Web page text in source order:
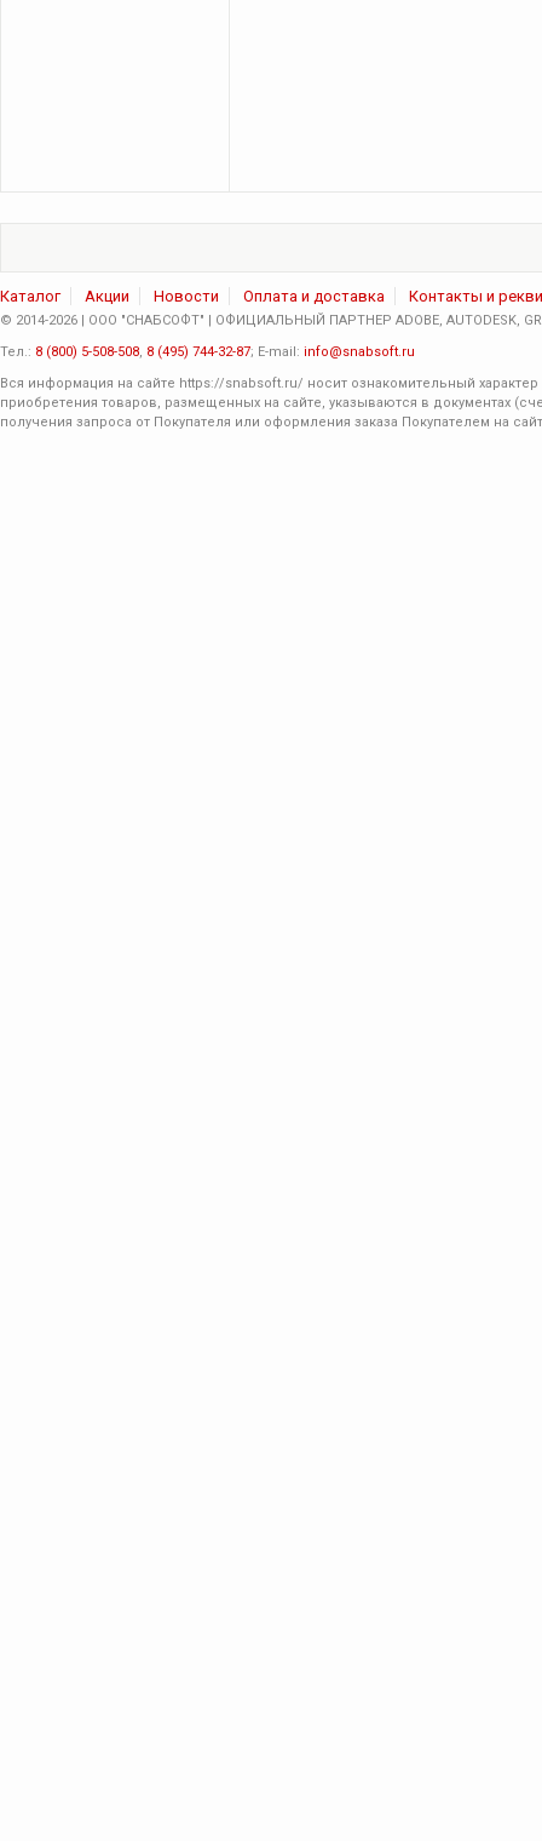
Каталог Акции Новости Оплата и доставка Контакты и
© 2014-2026 | ООО "СНАБСОФТ" | ОФИЦИАЛЬНЫЙ ПАРТНЕР ADOBE, AUTODESK,
Тел.: 8 (800) 5-508-508, 8 (495) 744-32-87; E-mail: info@snabsoft.ru
Вся информация на сайте https://snabsoft.ru/ носит ознакомительный
приобретения товаров, размещенных на сайте, указываются в документах
получения запроса от Покупателя или оформления заказа Покупателем на